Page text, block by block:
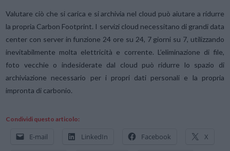
Valutare ciò che si carica e si archivia nel cloud può aiutare a ridurre
la propria Carbon Footprint. I servizi cloud necessitano di grandi data
center con server in funzione 24 ore su 24, 7 giorni su 7, utilizzando
inevitabilmente molta elettricità e corrente. L’eliminazione di file,
foto vecchie o indesiderate dal cloud può ridurre lo spazio di
archiviazione necessario per i propri dati personali e la propria
impronta di carbonio.
Condividi questo articolo:
E-mail LinkedIn Facebook X